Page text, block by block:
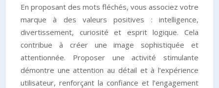
En proposant des mots fléchés, vous associez votre
marque à des valeurs positives : intelligence,
divertissement, curiosité et esprit logique. Cela
contribue à créer une image sophistiquée et
attentionnée. Proposer une activité stimulante
démontre une attention au détail et à l’expérience
utilisateur, renforçant la confiance et l’engagement